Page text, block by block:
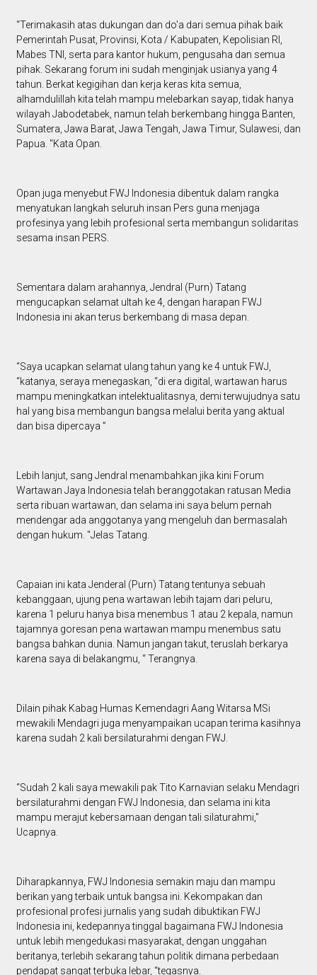
“Terimakasih atas dukungan dan do'a dari semua pihak baik
Pemerintah Pusat, Provinsi, Kota / Kabupaten, Kepolisian RI,
Mabes TNI, serta para kantor hukum, pengusaha dan semua
pihak. Sekarang forum ini sudah menginjak usianya yang 4
tahun. Berkat kegigihan dan kerja keras kita semua,
alhamdulillah kita telah mampu melebarkan sayap, tidak hanya
wilayah Jabodetabek, namun telah berkembang hingga Banten,
Sumatera, Jawa Barat, Jawa Tengah, Jawa Timur, Sulawesi, dan
Papua. "Kata Opan.
Opan juga menyebut FWJ Indonesia dibentuk dalam rangka
menyatukan langkah seluruh insan Pers guna menjaga
profesinya yang lebih profesional serta membangun solidaritas
sesama insan PERS.
Sementara dalam arahannya, Jendral (Purn) Tatang
mengucapkan selamat ultah ke 4, dengan harapan FWJ
Indonesia ini akan terus berkembang di masa depan.
“Saya ucapkan selamat ulang tahun yang ke 4 untuk FWJ,
“katanya, seraya menegaskan, “di era digital, wartawan harus
mampu meningkatkan intelektualitasnya, demi terwujudnya satu
hal yang bisa membangun bangsa melalui berita yang aktual
dan bisa dipercaya ”
Lebih lanjut, sang Jendral menambahkan jika kini Forum
Wartawan Jaya Indonesia telah beranggotakan ratusan Media
serta ribuan wartawan, dan selama ini saya belum pernah
mendengar ada anggotanya yang mengeluh dan bermasalah
dengan hukum. "Jelas Tatang.
Capaian ini kata Jenderal (Purn) Tatang tentunya sebuah
kebanggaan, ujung pena wartawan lebih tajam dari peluru,
karena 1 peluru hanya bisa menembus 1 atau 2 kepala, namun
tajamnya goresan pena wartawan mampu menembus satu
bangsa bahkan dunia. Namun jangan takut, teruslah berkarya
karena saya di belakangmu, “ Terangnya.
Dilain pihak Kabag Humas Kemendagri Aang Witarsa MSi
mewakili Mendagri juga menyampaikan ucapan terima kasihnya
karena sudah 2 kali bersilaturahmi dengan FWJ.
“Sudah 2 kali saya mewakili pak Tito Karnavian selaku Mendagri
bersilaturahmi dengan FWJ Indonesia, dan selama ini kita
mampu merajut kebersamaan dengan tali silaturahmi,"
Ucapnya.
Diharapkannya, FWJ Indonesia semakin maju dan mampu
berikan yang terbaik untuk bangsa ini. Kekompakan dan
profesional profesi jurnalis yang sudah dibuktikan FWJ
Indonesia ini, kedepannya tinggal bagaimana FWJ Indonesia
untuk lebih mengedukasi masyarakat, dengan unggahan
beritanya, terlebih sekarang tahun politik dimana perbedaan
pendapat sangat terbuka lebar, “tegasnya.